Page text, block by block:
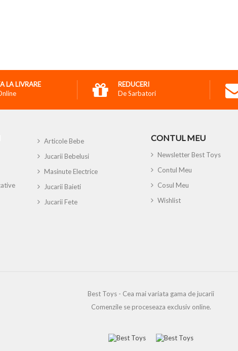
LA LIVRARE
REDUCERI
De Sarbatori
Articole Bebe
Jucarii Bebelusi
Masinute Electrice
Jucarii Baieti
Jucarii Fete
CONTUL MEU
Newsletter Best Toys
Contul Meu
Cosul Meu
Wishlist
Best Toys - Cea mai variata gama de jucarii
Comenzile se proceseaza exclusiv online.